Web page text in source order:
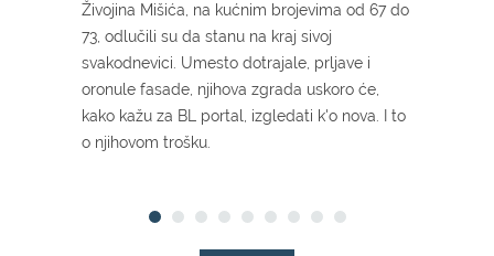
Živojina Mišića, na kućnim brojevima od 67 do
73, odlučili su da stanu na kraj sivoj
svakodnevici. Umesto dotrajale, prljave i
oronule fasade, njihova zgrada uskoro će,
kako kažu za BL portal, izgledati k'o nova. I to
o njihovom trošku.